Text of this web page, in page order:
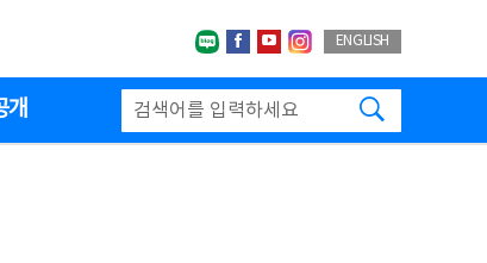
네이버블로그
페이스북
유투브인스타그랩
ENGLISH
개